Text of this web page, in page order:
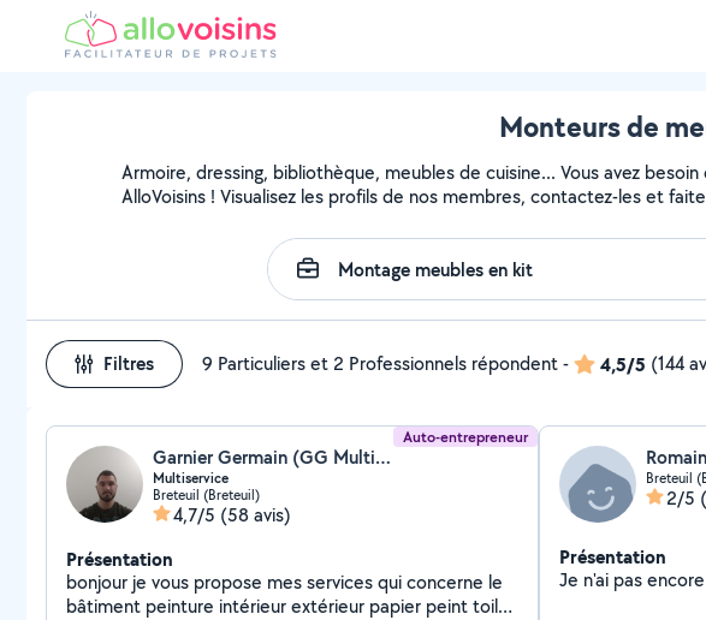
Monteurs de
Armoire, dressing, bibliothèque, meubles de cuisine... Vous avez
AlloVoisins ! Visualisez les profils de nos membres, contactez-les et
Filtres 9 Particuliers et 2 Professionnels répondent- 4,5/5 (144
Auto-entrepreneur
Garnier Germain (GG Multiservice)
Multiservice
Breteuil (Breteuil)
4,7/5 (58 avis)
Présentation
bonjour je vous propose mes services qui concerne le
bâtiment peinture intérieur extérieur papier peint toile
Breteuil
2/5
Présentation